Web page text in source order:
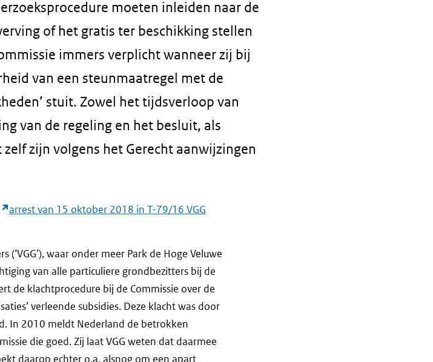
moeten inleiden naar de
of het gratis ter beschikking stellen
immers verplicht wanneer zij bij
van een steunmaatregel met de
stuit. Zowel het tijdsverloop van
van de regeling en het besluit, als
zijn volgens het Gerecht aanwijzingen
arrest van 15 oktober 2018 in T-79/16 VGG
waar onder meer Park de Hoge Veluwe
van alle particuliere grondbezitters bij de
de klachtprocedure bij de Commissie over de
verleende subsidies. Deze klacht was door
In 2010 meldt Nederland de betrokken
die goed. Zij laat VGG weten dat daarmee
daarop echter o.a. alsnog om een apart